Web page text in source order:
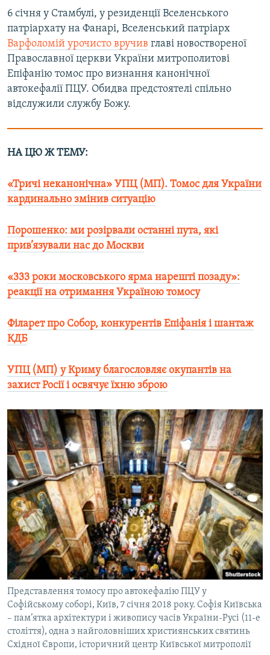
6 січня у Стамбулі, у резиденції Вселенського
патріархату на Фанарі, Вселенський патріарх
Варфоломій урочисто вручив главі новоствореної
Православної церкви України митрополитові
Епіфанію томос про визнання канонічної
автокефалії ПЦУ. Обидва предстоятелі спільно
відслужили службу Божу.
НА ЦЮ Ж ТЕМУ:
«Тричі неканонічна» УПЦ (МП). Томос для України
кардинально змінив ситуацію
Порошенко: ми розірвали останні пута, які
прив’язували нас до Москви
«333 роки московського ярма нарешті позаду»:
реакції на отримання Україною томосу
Філарет про Собор, конкурентів Епіфанія і шантаж
КДБ
УПЦ (МП) у Криму благословляє окупантів на
захист Росії і освячує їхню зброю
Представлення томосу про автокефалію ПЦУ у
Софійському соборі, Київ, 7 січня 2018 року. Софія Київська
– пам’ятка архітектури і живопису часів України-Русі (11-е
століття), одна з найголовніших християнських святинь
Східної Європи, історичний центр Київської митрополії